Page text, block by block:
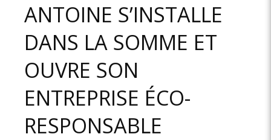
ANTOINE S’INSTALLE
DANS LA SOMME ET
OUVRE SON
ENTREPRISE ÉCO-
RESPONSABLE